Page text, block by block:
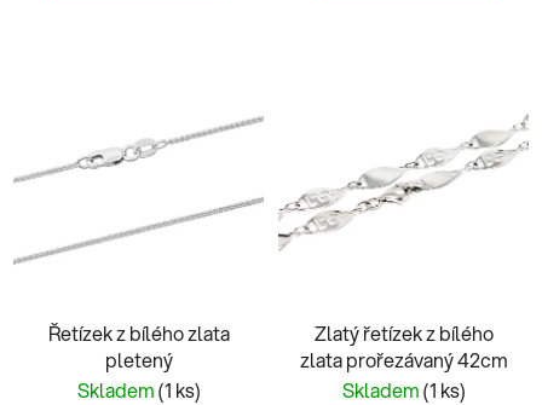
Řetízek z bílého zlata
pletený
Skladem(1 ks)
Zlatý řetízek z bílého
zlata prořezávaný 42cm
Skladem(1 ks)